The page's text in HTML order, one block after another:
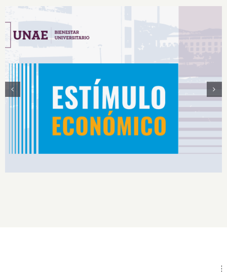
Estímulos Económicos para Deportistas de Alto
Rendimiento IS2026